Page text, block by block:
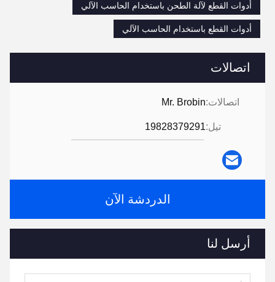
اتصالات
اتصالات:Mr. Brobin
تيل:19828379291
الدردشة الآن
أرسل لنا
أدوات القطع لآلة الطحن باستخدام الحاسب الآلي
أدوات القطع باستخدام الحاسب الآلي